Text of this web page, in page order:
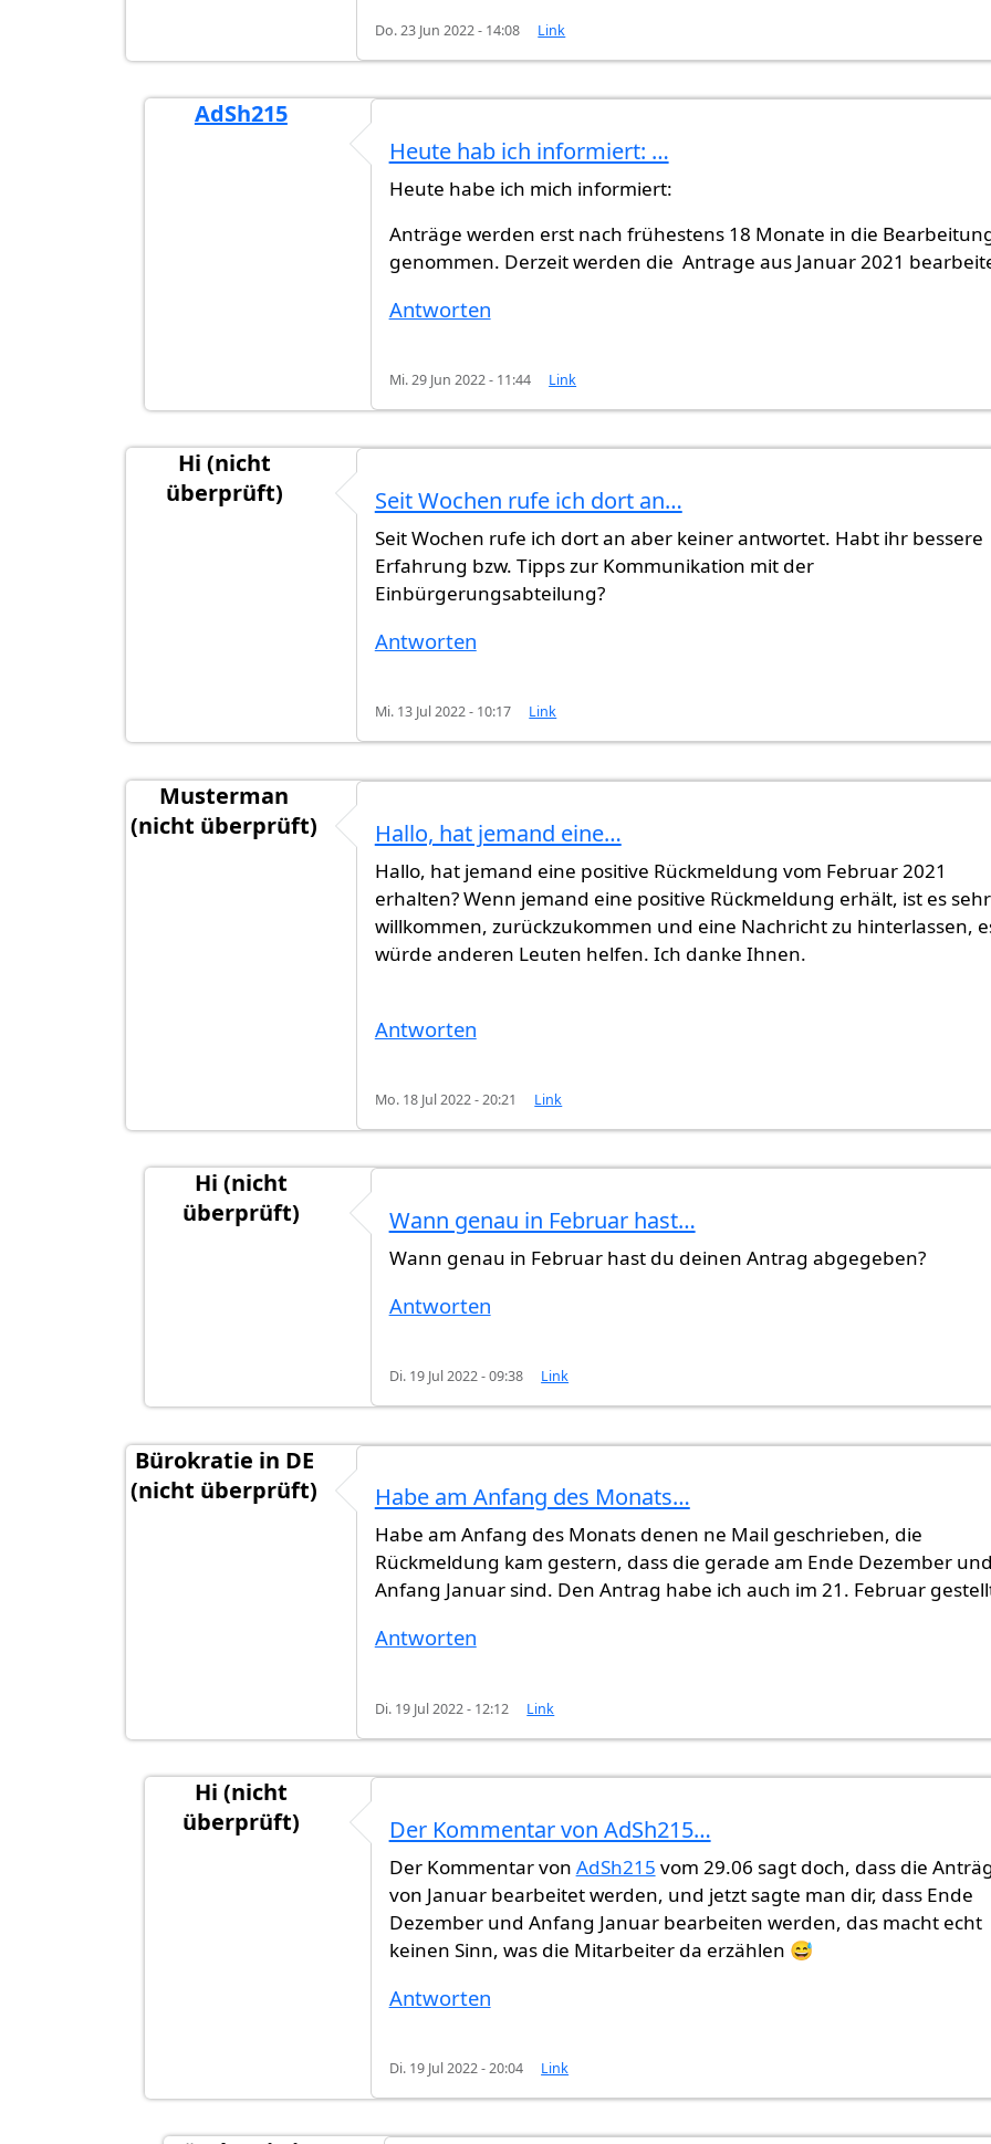
Do. 23 Jun 2022 - 14:08 Link
AdSh215
Hat jemand von 2021 eine…vonM (nicht überprüft)
Heute hab ich informiert: …
Heute habe ich mich informiert:
Anträge werden erst nach frühestens 18 Monate in die
genommen. Derzeit werden die Antrage aus Januar 2021
Antworten
Mi. 29 Jun 2022 - 11:44 Link
Hi (nicht
überprüft)
Seit Wochen rufe ich dort an…
Seit Wochen rufe ich dort an aber keiner antwortet. Habt ihr bessere
Erfahrung bzw. Tipps zur Kommunikation mit der
Einbürgerungsabteilung?
Antworten
Mi. 13 Jul 2022 - 10:17 Link
Musterman
(nicht überprüft)
Hallo, hat jemand eine…
Hallo, hat jemand eine positive Rückmeldung vom Februar 2021
erhalten? Wenn jemand eine positive Rückmeldung erhält, ist es sehr
willkommen, zurückzukommen und eine Nachricht zu hinterlassen,
würde anderen Leuten helfen. Ich danke Ihnen.
Antworten
Mo. 18 Jul 2022 - 20:21 Link
Hi (nicht
überprüft)
Hallo, hat jemand eine…vonMusterman (nicht überprüft)
Wann genau in Februar hast…
Wann genau in Februar hast du deinen Antrag abgegeben?
Antworten
Di. 19 Jul 2022 - 09:38 Link
Bürokratie in DE
(nicht überprüft)
Habe am Anfang des Monats…
Habe am Anfang des Monats denen ne Mail geschrieben, die
Rückmeldung kam gestern, dass die gerade am Ende Dezember
Anfang Januar sind. Den Antrag habe ich auch im 21. Februar
Antworten
Di. 19 Jul 2022 - 12:12 Link
Hi (nicht
überprüft)
Habe am Anfang des Monats…vonBürokratie in DE (nicht überprüft)
Der Kommentar von AdSh215…
Der Kommentar von AdSh215 vom 29.06 sagt doch, dass die
von Januar bearbeitet werden, und jetzt sagte man dir, dass Ende
Dezember und Anfang Januar bearbeiten werden, das macht echt
keinen Sinn, was die Mitarbeiter da erzählen 😅
Antworten
Di. 19 Jul 2022 - 20:04 Link